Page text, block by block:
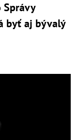
Správy
byť aj bývalý